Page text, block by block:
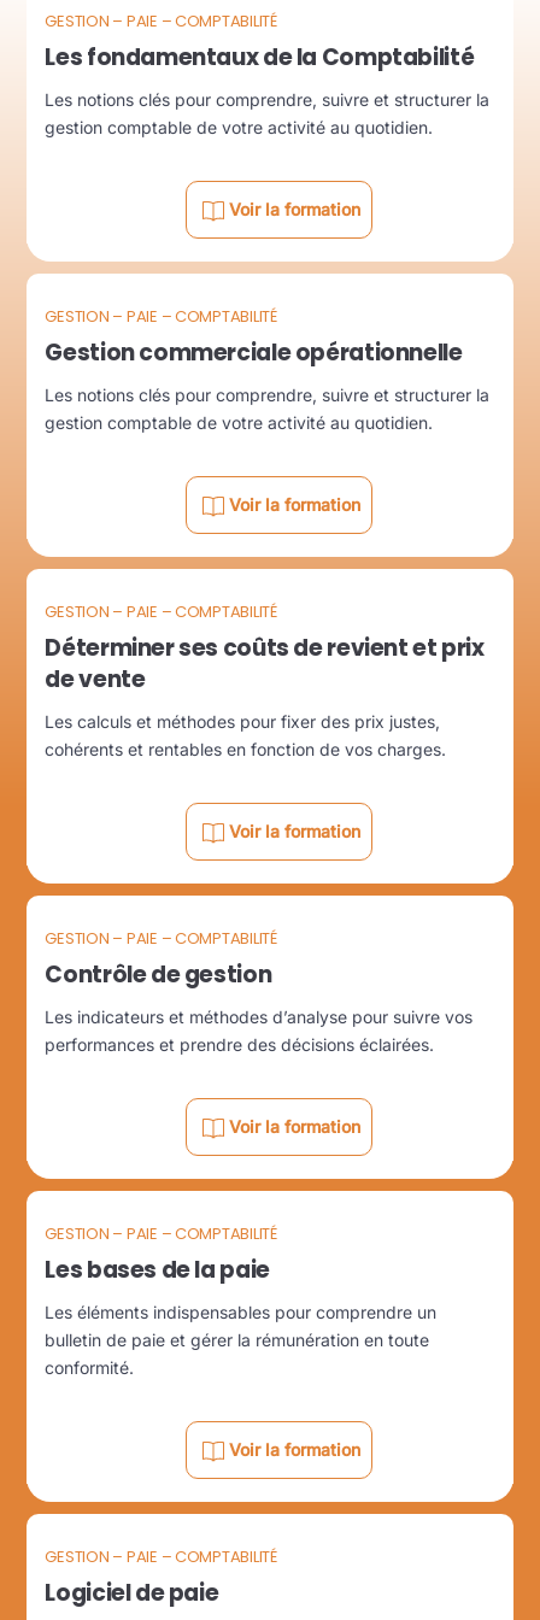
GESTION – PAIE – COMPTABILITÉ
Les fondamentaux de la Comptabilité
Les notions clés pour comprendre, suivre et structurer la
gestion comptable de votre activité au quotidien.
Voir la formation
GESTION – PAIE – COMPTABILITÉ
Gestion commerciale opérationnelle
Les notions clés pour comprendre, suivre et structurer la
gestion comptable de votre activité au quotidien.
Voir la formation
GESTION – PAIE – COMPTABILITÉ
Déterminer ses coûts de revient et prix
de vente
Les calculs et méthodes pour fixer des prix justes,
cohérents et rentables en fonction de vos charges.
Voir la formation
GESTION – PAIE – COMPTABILITÉ
Contrôle de gestion
Les indicateurs et méthodes d’analyse pour suivre vos
performances et prendre des décisions éclairées.
Voir la formation
GESTION – PAIE – COMPTABILITÉ
Les bases de la paie
Les éléments indispensables pour comprendre un
bulletin de paie et gérer la rémunération en toute
conformité.
Voir la formation
GESTION – PAIE – COMPTABILITÉ
Logiciel de paie